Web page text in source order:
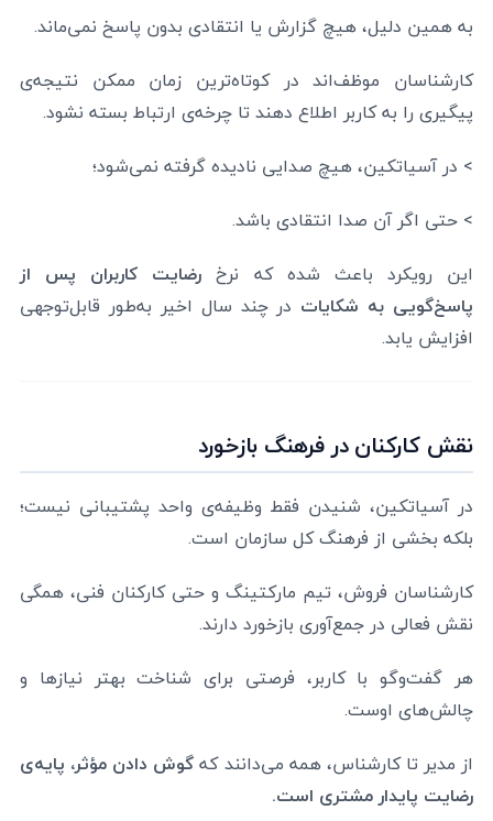
به همین دلیل، هیچ گزارش یا انتقادی بدون پاسخ نمی‌ماند.
کارشناسان موظف‌اند در کوتاه‌ترین زمان ممکن نتیجه‌ی
پیگیری را به کاربر اطلاع دهند تا چرخه‌ی ارتباط بسته نشود.
> در آسیاتکین، هیچ صدایی نادیده گرفته نمی‌شود؛
> حتی اگر آن صدا انتقادی باشد.
این رویکرد باعث شده که نرخ رضایت کاربران پس از
پاسخ‌گویی به شکایات در چند سال اخیر به‌طور قابل‌توجهی
افزایش یابد.
نقش کارکنان در فرهنگ بازخورد
در آسیاتکین، شنیدن فقط وظیفه‌ی واحد پشتیبانی نیست؛
بلکه بخشی از فرهنگ کل سازمان است.
کارشناسان فروش، تیم مارکتینگ و حتی کارکنان فنی، همگی
نقش فعالی در جمع‌آوری بازخورد دارند.
هر گفت‌وگو با کاربر، فرصتی برای شناخت بهتر نیازها و
چالش‌های اوست.
از مدیر تا کارشناس، همه می‌دانند کهگوش دادن مؤثر، پایه‌ی
رضایت پایدار مشتری است.